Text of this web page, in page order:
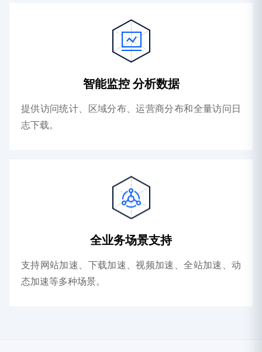
智能监控 分析数据
提供访问统计、区域分布、运营商分布和全量访问日
志下载。
全业务场景支持
支持网站加速、下载加速、视频加速、全站加速、动
态加速等多种场景。